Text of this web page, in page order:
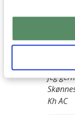
Årh, du
-og det
et
jeg
Kh AC